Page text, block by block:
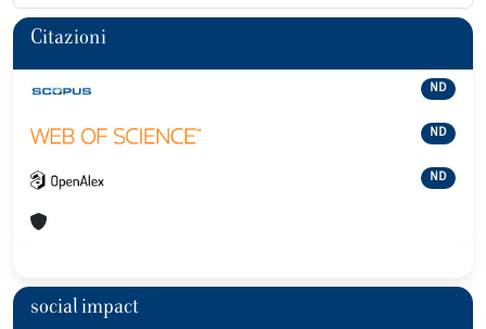
Citazioni
ND
ND
ND
social impact